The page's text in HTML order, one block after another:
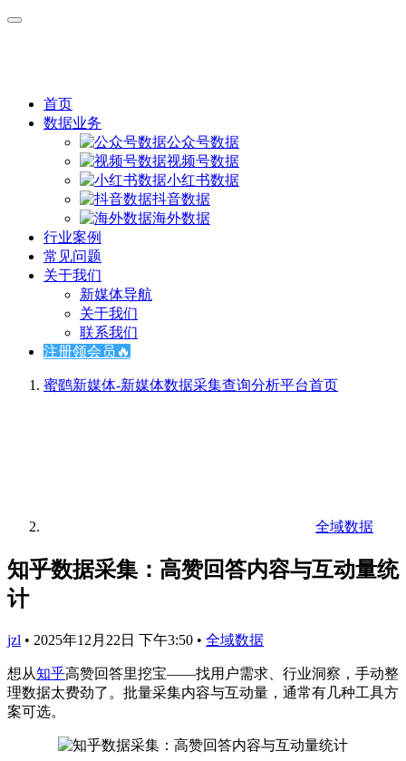
首页
数据业务
公众号数据
视频号数据
小红书数据
抖音数据
海外数据
行业案例
常见问题
关于我们
新媒体导航
关于我们
联系我们
注册领会员🔥
蜜鹞新媒体-新媒体数据采集查询分析平台首页
全域数据
知乎数据采集：高赞回答内容与互动量统
计
jzl • 2025年12月22日 下午3:50 • 全域数据
想从知乎高赞回答里挖宝——找用户需求、行业洞察，手动整
理数据太费劲了。批量采集内容与互动量，通常有几种工具方
案可选。